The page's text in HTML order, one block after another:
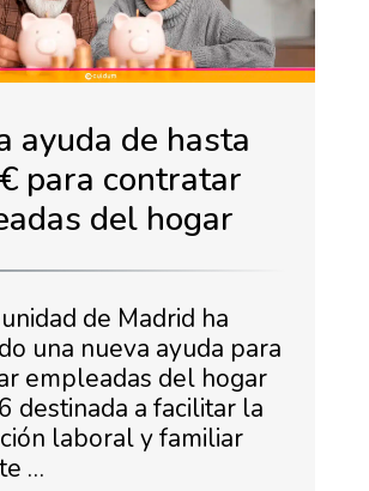
ayuda de hasta
para contratar
del hogar
de Madrid ha
una nueva ayuda para
empleadas del hogar
destinada a facilitar la
laboral y familiar
…